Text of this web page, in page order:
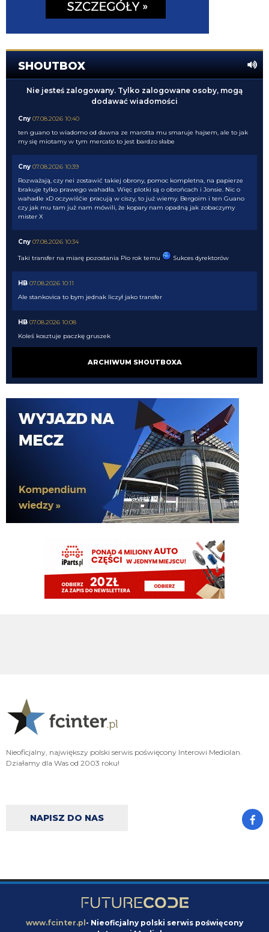
SHOUTBOX
Nie jesteś zalogowany. Tylko zalogowane osoby, mogą
dodawać wiadomości
Cny 07.08.2026 10:40
ten guano to wiadomo od dawna ze marotta mu smaruje hajsem, ale to jak
my się miotamy w tym mercato to jest bardzo słabe
Cny 07.08.2026 10:39
Rozważają, czy nei zostawić takiej obrony, pomoc kompletna, na papierze
brakuje tylko prawego wahadła. Więc plotki są o obrońcach i Jonsie. Nic o
wahadle xD oczywiśćie pracują w ciszy, to już wiemy. Bergoim i ten Guano
czy jak mu tam już nam mówili, że kopary nam opadną jak zobaczymy
mister X
Cny 07.08.2026 10:34
Taki transfer na miarę pozostania Pio rok temu Sukces dyrektorów
HB 07.08.2026 10:11
Ale stankovica to bym jednak liczył jako transfer
HB 07.08.2026 10:08
Koleś kosztuje paczkę gruszek
HB 07.08.2026 10:08
Celtic weźmie tego egipskiego Hassana
timon 07.08.2026 09:53
Te negocjacje z Romero to musial byc fejk. Ciekawe z kim teraz beda scieme
timon 07.08.2026 09:51
Zrobilismy 1,3 transferu czyli jednego goscia na bramke i 0,3 obroncy(bo
wiecej raczej dostepny nie bedzie)
A w czerwcu wydawalo sie, ze nasi ida szybko po 3-4 transfery(bramkarz,
Palestra, Solet i ktos na srodek), zeby dac Chivu komfort pracy a tu mamy fejk
07.08.2026 09:27
ostatnich minut okienka
Cny
07.08.2026 09:16
jeszcze trzy tygodnie merkato
miały jednak spokojną noc? Flaga na płocie, czy w szufladzie? ... SB było na
prawdę fajne przez weekend
07.08.2026 00:42
tu sie zgodze. O przebudowie obrony juz pisalem 2 lata temu
ARCHIWUM SHOUTBOXA
Nieoficjalny, największy polski serwis poświęcony Interowi Mediolan.
Działamy dla Was od 2003 roku!
NAPISZ DO NAS
www.fcinter.pl - Nieoficjalny polski serwis poświęcony